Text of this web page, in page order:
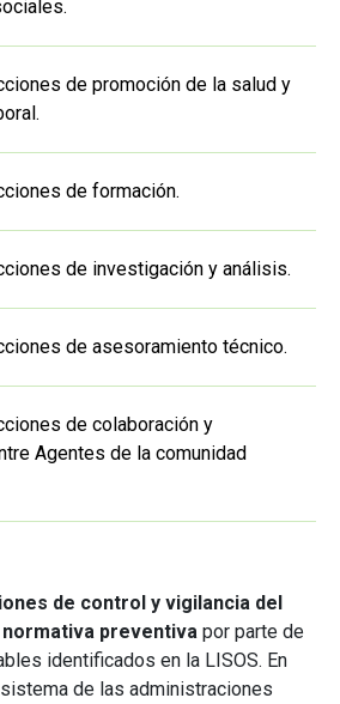
de promoción de la salud y
de formación.
de investigación y análisis.
de asesoramiento técnico.
de colaboración y
Agentes de la comunidad
de control y vigilancia del
preventiva por parte de
identificados en la LISOS. En
de las administraciones